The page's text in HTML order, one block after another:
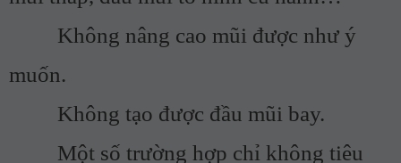
Không nâng cao mũi được như ý
muốn.
Không tạo được đầu mũi bay.
Một số trường hợp chỉ không tiêu